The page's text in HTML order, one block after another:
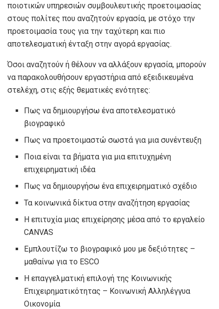
ποιοτικών υπηρεσιών συμβουλευτικής προετοιμασίας
στους πολίτες που αναζητούν εργασία, με στόχο την
προετοιμασία τους για την ταχύτερη και πιο
αποτελεσματική ένταξη στην αγορά εργασίας.
Όσοι αναζητούν ή θέλουν να αλλάξουν εργασία, μπορούν
να παρακολουθήσουν εργαστήρια από εξειδικευμένα
στελέχη, στις εξής θεματικές ενότητες:
Πως να δημιουργήσω ένα αποτελεσματικό
βιογραφικό
Πως να προετοιμαστώ σωστά για μια συνέντευξη
Ποια είναι τα βήματα για μια επιτυχημένη
επιχειρηματική ιδέα
Πως να δημιουργήσω ένα επιχειρηματικό σχέδιο
Τα κοινωνικά δίκτυα στην αναζήτηση εργασίας
Η επιτυχία μιας επιχείρησης μέσα από το εργαλείο
CANVAS
Εμπλουτίζω το βιογραφικό μου με δεξιότητες –
μαθαίνω για το ESCO
Η επαγγελματική επιλογή της Κοινωνικής
Επιχειρηματικότητας – Κοινωνική Αλληλέγγυα
Οικονομία